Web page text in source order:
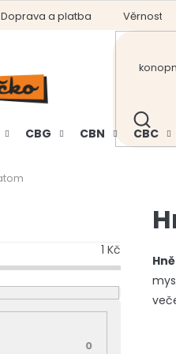
Doprava a platba Věrnostní
HLEDAT
CBG CBN CBC
1 Kč
0